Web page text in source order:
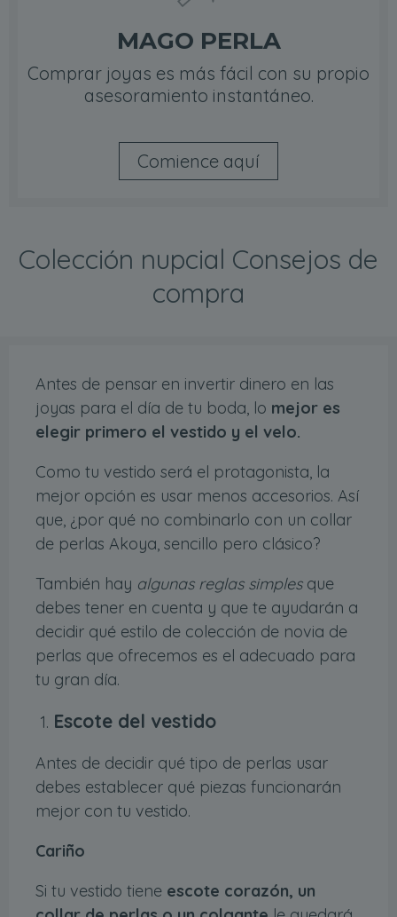
MAGO PERLA
Comprar joyas es más fácil con su propio
asesoramiento instantáneo.
Comience aquí
Colección nupcial Consejos de
compra
Antes de pensar en invertir dinero en las
joyas para el día de tu boda, lo mejor es
elegir primero el vestido y el velo.
Como tu vestido será el protagonista, la
mejor opción es usar menos accesorios. Así
que, ¿por qué no combinarlo con un collar
de perlas Akoya, sencillo pero clásico?
También hay algunas reglas simplesque
debes tener en cuenta y que te ayudarán a
decidir qué estilo de colección de novia de
perlas que ofrecemos es el adecuado para
tu gran día.
Escote del vestido
Antes de decidir qué tipo de perlas usar
debes establecer qué piezas funcionarán
mejor con tu vestido.
Cariño
Si tu vestido tiene escote corazón, un